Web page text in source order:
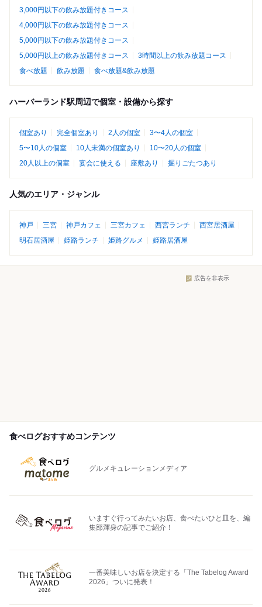
3,000円以下の飲み放題付きコース
4,000円以下の飲み放題付きコース
5,000円以下の飲み放題付きコース
5,000円以上の飲み放題付きコース
3時間以上の飲み放題コース
食べ放題
飲み放題 食べ放題&飲み放題
ハーバーランド駅周辺で個室・設備から探す
個室あり 完全個室あり 2人の個室
3〜4人の個室
5〜10人の個室
10人未満の個室あり
10〜20人の個室
20人以上の個室
宴会に使える 座敷あり 掘りごたつあり
人気のエリア・ジャンル
神戸 三宮 神戸カフェ 三宮カフェ 西宮ランチ
西宮居酒屋
明石居酒屋
姫路ランチ 姫路グルメ 姫路居酒屋
広告を非表示
食べログおすすめコンテンツ
グルメキュレーションメディア
いますぐ行ってみたいお店、食べたいひと皿を、編
集部渾身の記事でご紹介！
一番美味しいお店を決定する「The Tabelog Award
2026」ついに発表！